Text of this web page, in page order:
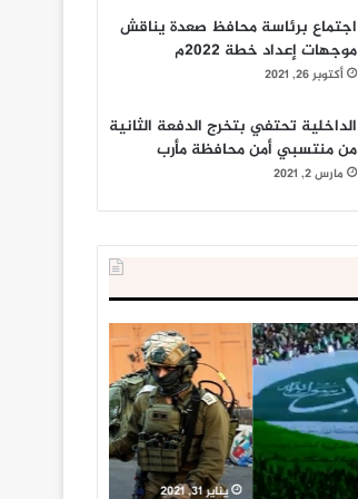
اجتماع برئاسة محافظ صعدة يناقش
موجهات إعداد خطة 2022م
أكتوبر 26, 2021
الداخلية تحتفي بتخرج الدفعة الثانية
من منتسبي أمن محافظة مأرب
مارس 2, 2021
الداخلية
تعلن
إحباط
‘مخطط
كبير’
للإخوان